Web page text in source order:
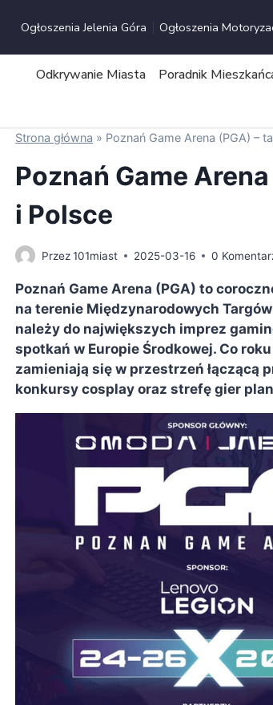
Ogłoszenia Jelenia Góra Ogłoszenia
Odkrywanie Miasta Poradnik
Strona główna » Poznań Game Arena (PGA) –
Poznań Game
i Polsce
Przez 101miast 2025-03-16 0
Poznań Game Arena (PGA) to
na terenie Międzynarodowych
należy do największych imprez
spotkań w Europie Środkowej. Co
zamieniają się w przestrzeń łączącą
konkursy cosplay oraz strefę gier